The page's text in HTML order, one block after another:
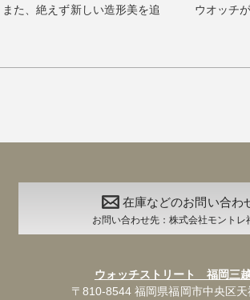
た、絶えず新しい造形美を追
ウオッチ
在庫などのお問い合わ
お問い合わせ先：株式会社モントレ
ウォッチストリート 福岡三
〒810-8544 福岡県福岡市中央区天